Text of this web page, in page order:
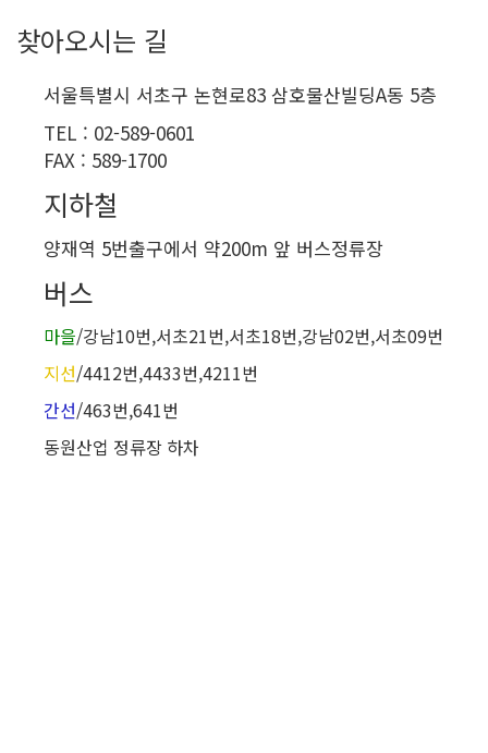
찾아오시는 길
서울특별시 서초구 논현로83 삼호물산빌딩A동 5층
TEL : 02-589-0601
FAX : 589-1700
지하철
양재역 5번출구에서 약200m 앞 버스정류장
버스
마을/강남10번,서초21번,서초18번,강남02번,서초09번
지선/4412번,4433번,4211번
간선/463번,641번
동원산업 정류장 하차